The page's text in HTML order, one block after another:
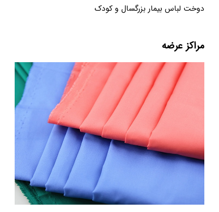
دوخت لباس بیمار بزرگسال و کودک
مراکز عرضه